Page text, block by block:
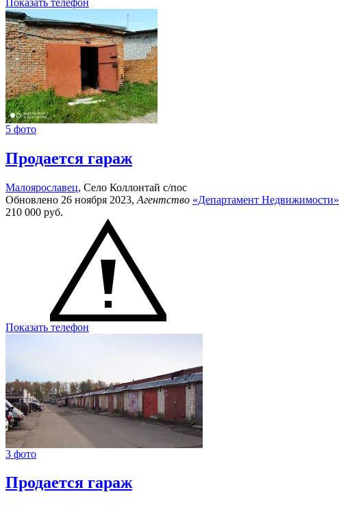
5 фото
Продается гараж
Малоярославец, Село Коллонтай с/пос
Обновлено 26 ноября 2023, Агентство «Департамент Недвижимости»
210 000 руб.
Показать телефон
3 фото
Продается гараж